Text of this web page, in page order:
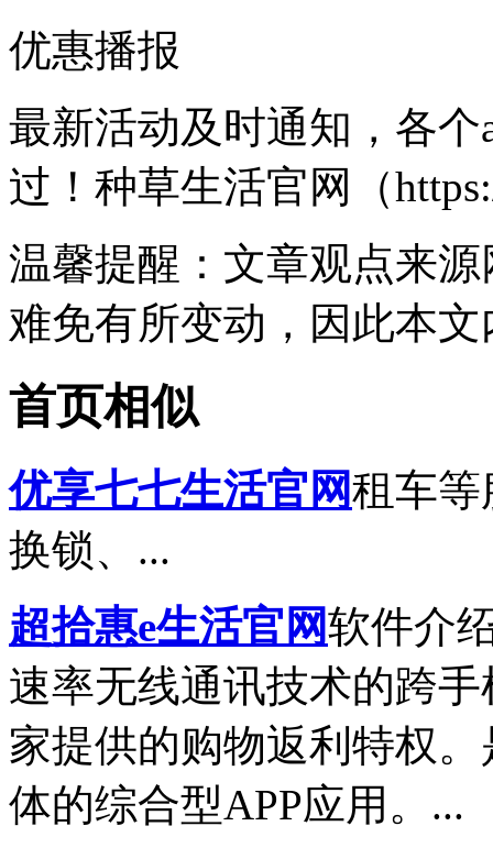
优惠播报
最新活动及时通知， 各个
过！种草生活官网（
温馨提醒 ：文章观点来
难免有所变动，因此本
首页相似
优享七七生活官网租车等
换锁、...
超拾惠e生活官网软件介
速率无线通讯技术的跨
家提供的购物返利特权
体的综合型APP应用。...